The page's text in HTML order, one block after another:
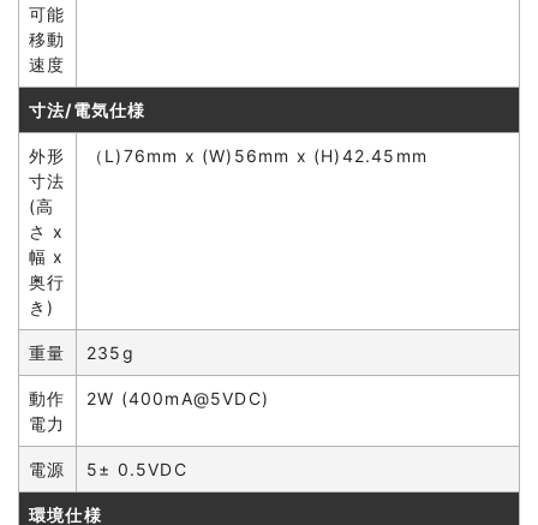
可能
移動
速度
寸法/電気仕様
外形
寸法
(高
さ x
幅 x
奥行
き)
（L)76mm x (W)56mm x (H)42.45mm
重量 235g
動作
電力
2W (400mA@5VDC)
電源 5± 0.5VDC
環境仕様